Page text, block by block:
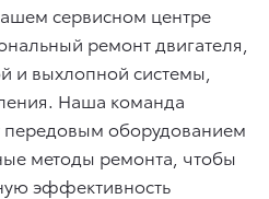
сервисном центре
ремонт двигателя,
и выхлопной системы,
Наша команда
передовым оборудованием
методы ремонта, чтобы
эффективность